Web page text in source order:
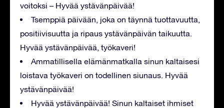
voitoksi – Hyvää ystävänpäivää!
Tsemppiä päivään, joka on täynnä tuottavuutta,
positiivisuutta ja ripaus ystävänpäivän taikuutta.
Hyvää ystävänpäivää, työkaveri!
Ammatillisella elämänmatkalla sinun kaltaisesi
loistava työkaveri on todellinen siunaus. Hyvää
ystävänpäivää!
Hyvää ystävänpäivää! Sinun kaltaiset ihmiset